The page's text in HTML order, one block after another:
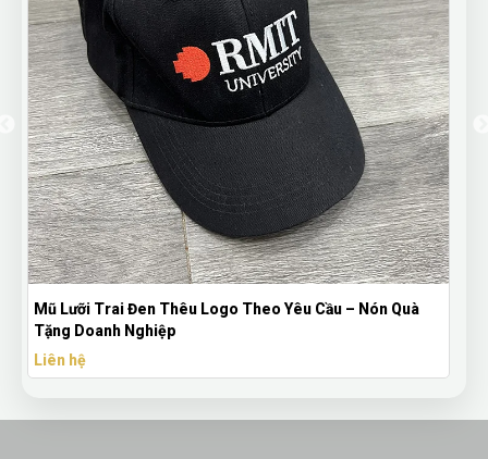
Bút Bi Mực Gel Thiên Long Có Nắp Đậy - Bút Bi In Logo
Theo Yêu Cầu
Liên hệ